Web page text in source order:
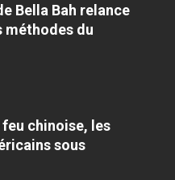
Bella Bah relance
méthodes du
feu chinoise, les
sous